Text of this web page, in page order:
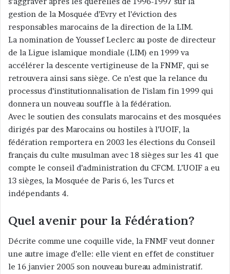
gestion de la Mosquée d’Evry et l’éviction des
responsables marocains de la direction de la LIM.
La nomination de Youssef Leclerc au poste de directeur
de la Ligue islamique mondiale (LIM) en 1999 va
accélérer la descente vertigineuse de la FNMF, qui se
retrouvera ainsi sans siège. Ce n’est que la relance du
processus d’institutionnalisation de l’islam fin 1999 qui
donnera un nouveau souffle à la fédération.
Avec le soutien des consulats marocains et des mosquées
dirigés par des Marocains ou hostiles à l’UOIF, la
fédération remportera en 2003 les élections du Conseil
français du culte musulman avec 18 sièges sur les 41 que
compte le conseil d’administration du CFCM. L’UOIF a eu
13 sièges, la Mosquée de Paris 6, les Turcs et
indépendants 4.
Quel avenir pour la Fédération?
Décrite comme une coquille vide, la FNMF veut donner
une autre image d’elle: elle vient en effet de constituer
le 16 janvier 2005 son nouveau bureau administratif.